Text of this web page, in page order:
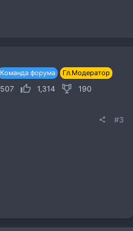
Команда форума Гл.Модератор
1,314 190
#3